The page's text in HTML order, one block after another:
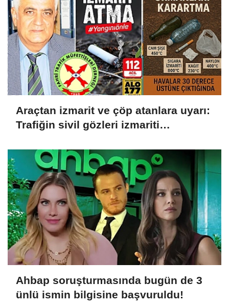
Araçtan izmarit ve çöp atanlara uyarı:
Trafiğin sivil gözleri izmariti
Ahbap soruşturmasında bugün de 3
ünlü ismin bilgisine başvuruldu!